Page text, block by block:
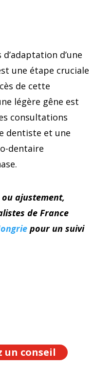
d’une
une étape cruciale
de cette
légère gêne est
consultations
dentiste et une
dentaire
ajustement,
de France
pour un suivi
un conseil